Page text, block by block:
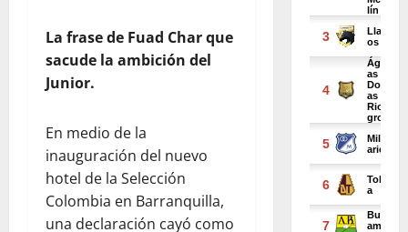
La frase de Fuad Char que
sacude la ambición del
Junior.
En medio de la
inauguración del nuevo
hotel de la Selección
Colombia en Barranquilla,
una declaración cayó como